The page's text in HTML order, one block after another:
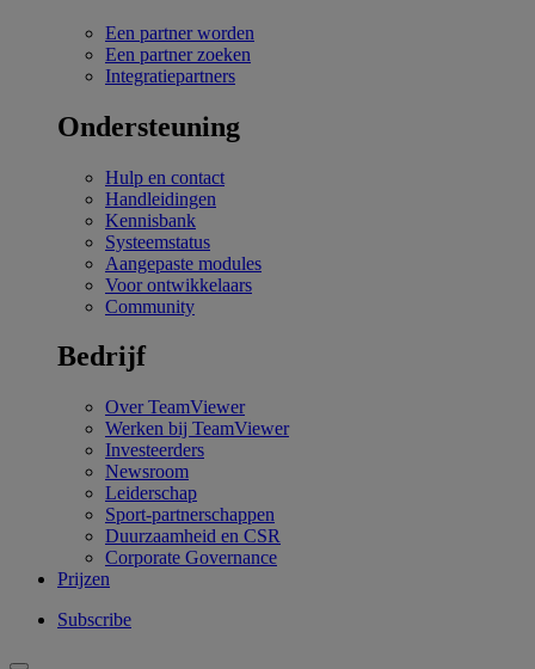
Een partner worden
Een partner zoeken
Integratiepartners
Ondersteuning
Hulp en contact
Handleidingen
Kennisbank
Systeemstatus
Aangepaste modules
Voor ontwikkelaars
Community
Bedrijf
Over TeamViewer
Werken bij TeamViewer
Investeerders
Newsroom
Leiderschap
Sport-partnerschappen
Duurzaamheid en CSR
Corporate Governance
Prijzen
Subscribe